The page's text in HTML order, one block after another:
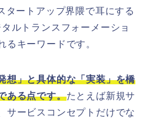
タートアップ界隈で耳にする
ルトランスフォーメーショ
るキーワードです。
想」と具体的な「実装」を橋
ある点です。たとえば新規サ
サービスコンセプトだけでな